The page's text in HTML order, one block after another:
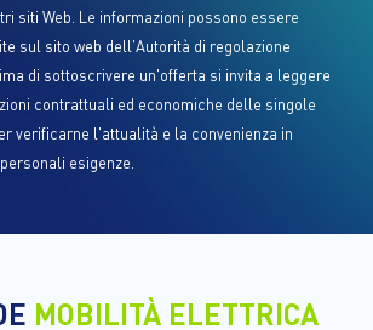
siti Web. Le informazioni possono essere
sul sito web dell'Autorità di regolazione
di sottoscrivere un'offerta si invita a leggere
contrattuali ed economiche delle singole
verificarne l'attualità e la convenienza in
esigenze.
MOBILITÀ ELETTRICA